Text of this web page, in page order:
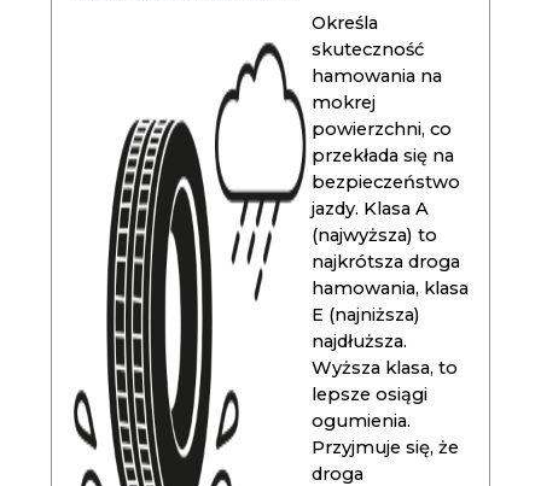
Określa
skuteczność
hamowania na
mokrej
powierzchni, co
przekłada się na
bezpieczeństwo
jazdy. Klasa A
(najwyższa) to
najkrótsza droga
hamowania, klasa
E (najniższa)
najdłuższa.
Wyższa klasa, to
lepsze osiągi
ogumienia.
Przyjmuje się, że
droga